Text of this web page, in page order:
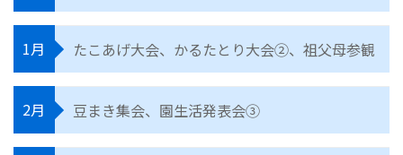
1月 たこあげ大会、かるたとり大会②、祖父母参観
2月 豆まき集会、園生活発表会③